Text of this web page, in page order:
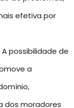
efetiva por
A possibilidade de
a
dos moradores